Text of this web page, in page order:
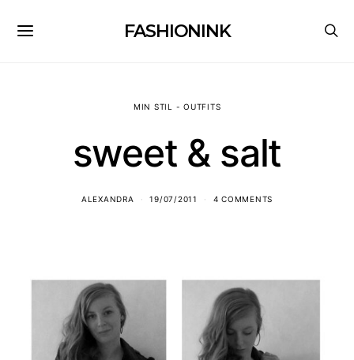
FASHIONINK
MIN STIL - OUTFITS
sweet & salt
ALEXANDRA 19/07/2011 4 COMMENTS